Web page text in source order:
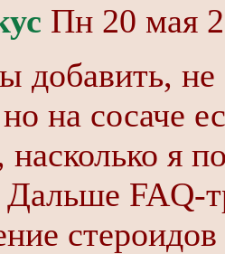
Пн 20 мая
добавить,
но на сосаче
я
FAQ-